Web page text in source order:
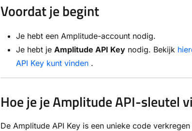
Voordat je begint
Je hebt een Amplitude-account nodig.
Je hebt je Amplitude API Key nodig. Bekijk
API Key kunt vinden .
Hoe je je Amplitude API-sleutel
De Amplitude API Key is een unieke code